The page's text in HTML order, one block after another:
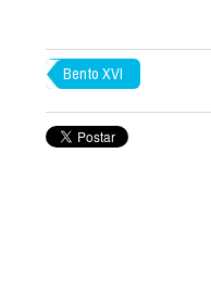
Bento XVI